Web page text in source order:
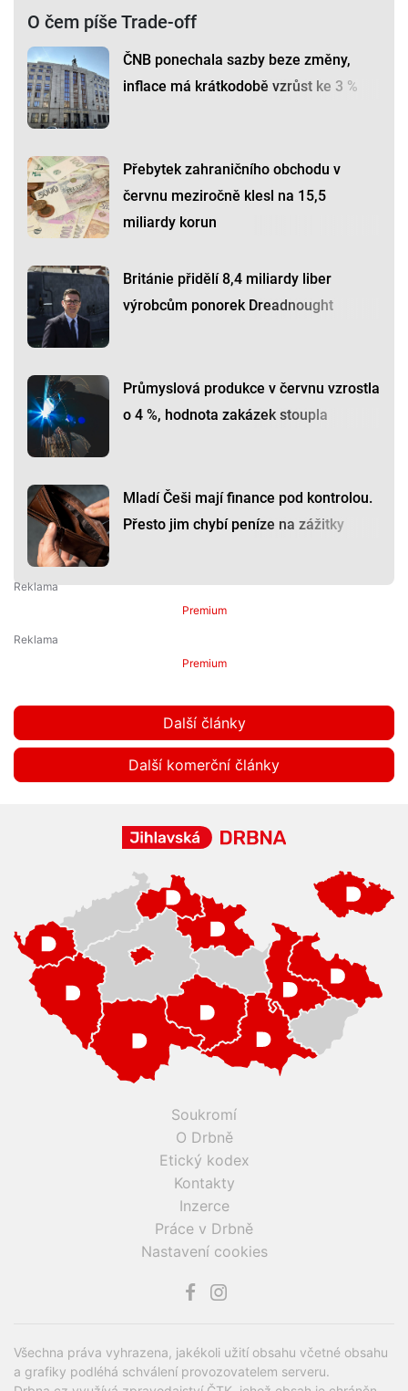
O čem píše Trade-off
ČNB ponechala sazby beze změny,
inflace má krátkodobě vzrůst ke 3 %
Přebytek zahraničního obchodu v
červnu meziročně klesl na 15,5
miliardy korun
Británie přidělí 8,4 miliardy liber
výrobcům ponorek Dreadnought
Průmyslová produkce v červnu vzrostla
o 4 %, hodnota zakázek stoupla
Mladí Češi mají finance pod kontrolou.
Přesto jim chybí peníze na zážitky
Premium
Premium
Další články
Další komerční články
Soukromí
O Drbně
Etický kodex
Kontakty
Inzerce
Práce v Drbně
Nastavení cookies
Všechna práva vyhrazena, jakékoli užití obsahu včetné obsahu
a grafiky podléhá schválení provozovatelem serveru.